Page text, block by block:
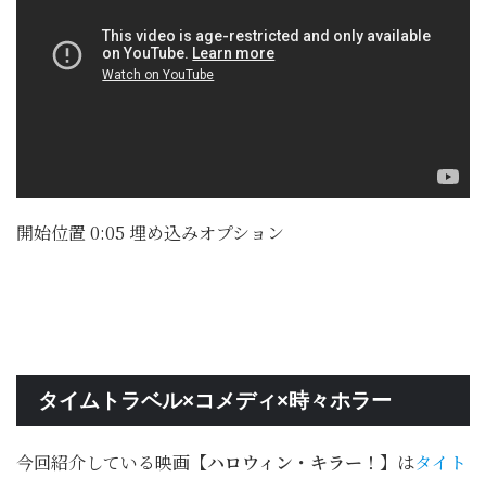
開始位置 0:05 埋め込みオプション
タイムトラベル×コメディ×時々ホラー
今回紹介している映画 【ハロウィン・キラー！】 はタイト